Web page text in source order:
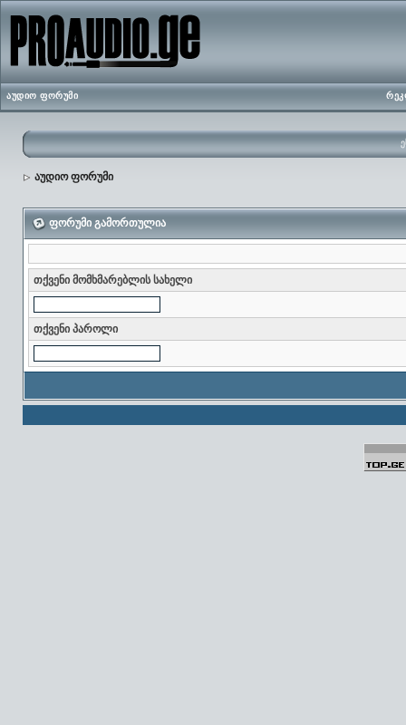
აუდიო ფორუმი
აუდიო ფორუმი
ფორუმი გამორთულია
თქვენი მომხმარებლის სახელი
თქვენი პაროლი